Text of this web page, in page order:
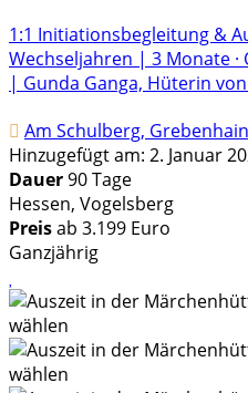
1:1 Initiationsbegleitung &
Wechseljahren | 3 Monate
| Gunda Ganga, Hüterin
Am Schulberg,
Hinzugefügt am: 2. Januar
Dauer90 Tage
Hessen, Vogelsberg
Preisab 3.199 Euro
Ganzjährig